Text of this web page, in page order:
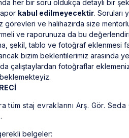
her bir soru oldukça detaylı bir
kabul edilmeyecektir. Soruları
görevleri ve halihazırda size
ve raporunuza da bu
şekil, tablo ve fotoğraf eklenmesi
bizim beklentilerimiz arasında
çalıştaylardan fotoğraflar
tüm staj evraklarını Arş. Gör.
belgeler: